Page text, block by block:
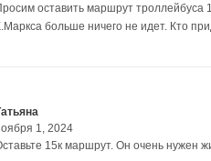
оставить маршрут троллейбуса
больше ничего не идет. Кто
1, 2024
15к маршрут. Он очень нужен